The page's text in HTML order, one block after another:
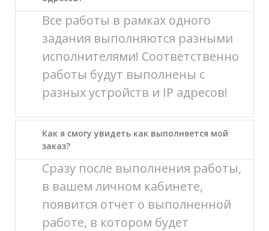
Все работы в рамках одного
задания выполняются разными
исполнителями! Соответственно
работы будут выполнены с
разных устройств и IP адресов!
Как я смогу увидеть как выполняется мой
заказ?
Сразу после выполнения работы,
в вашем личном кабинете,
появится отчет о выполненной
работе, в котором будет